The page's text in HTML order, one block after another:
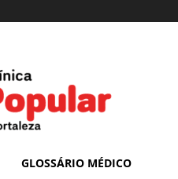
GLOSSÁRIO MÉDICO